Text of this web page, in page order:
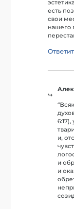
есть
свои
нашего
и,
и
и